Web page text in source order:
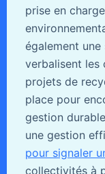
prise en
également
verbalisent les
projets de
place pour
gestion
une gestion
pour signaler
collectivités à